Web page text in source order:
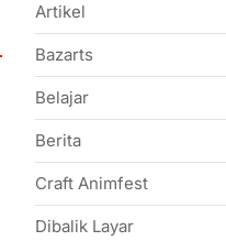
Artikel
Bazarts
Belajar
Berita
Craft Animfest
Dibalik Layar